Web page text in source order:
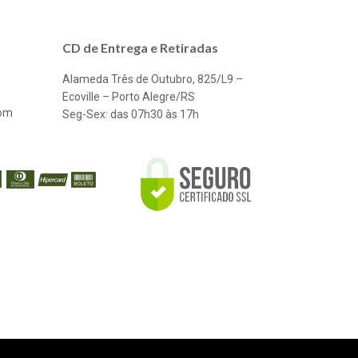
CD de Entrega e Retiradas
Alameda Três de Outubro, 825/L9 –
Ecoville – Porto Alegre/RS
Seg-Sex: das 07h30 às 17h